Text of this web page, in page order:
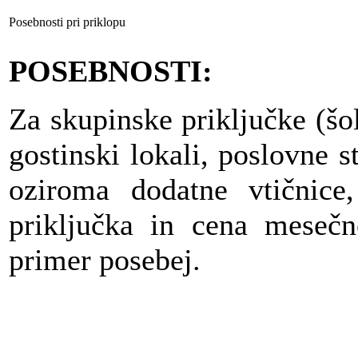
Posebnosti pri priklopu
POSEBNOSTI:
Za skupinske priključke
gostinski lokali, poslovne
oziroma dodatne
priključka in cena
primer posebej.